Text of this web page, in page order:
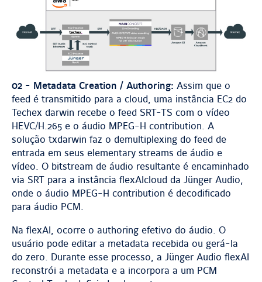
02 - Metadata Creation / Authoring: Assim que o
feed é transmitido para a cloud, uma instância EC2 do
Techex darwin recebe o feed SRT-TS com o vídeo
HEVC/H.265 e o áudio MPEG-H contribution. A
solução txdarwin faz o demultiplexing do feed de
entrada em seus elementary streams de áudio e
vídeo. O bitstream de áudio resultante é encaminhado
via SRT para a instância flexAIcloud da Jünger Audio,
onde o áudio MPEG-H contribution é decodificado
para áudio PCM.
Na flexAI, ocorre o authoring efetivo do áudio. O
usuário pode editar a metadata recebida ou gerá-la
do zero. Durante esse processo, a Jünger Audio flexAI
reconstrói a metadata e a incorpora a um PCM